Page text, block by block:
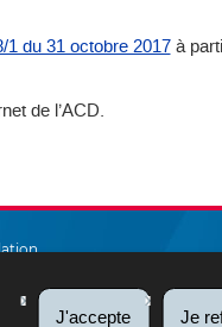
J'accepte Je
1 du 31 octobre 2017à
de l’ACD.
et pensionné